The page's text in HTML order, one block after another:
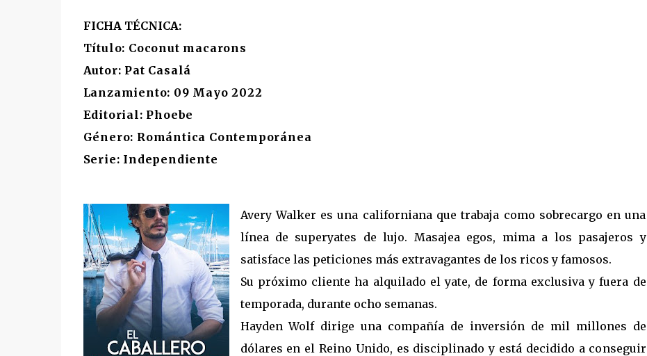
FICHA TÉCNICA:
Título: Coconut macarons
Autor: Pat Casalá
Lanzamiento: 09 Mayo 2022
Editorial: Phoebe
Género: Romántica Contemporánea
Serie: Independiente
Avery Walker es una californiana que trabaja como sobrecargo en una
línea de superyates de lujo. Masajea egos, mima a los pasajeros y
satisface las peticiones más extravagantes de los ricos y famosos.
Su próximo cliente ha alquilado el yate, de forma exclusiva y fuera de
temporada, durante ocho semanas.
Hayden Wolf dirige una compañía de inversión de mil millones de
dólares en el Reino Unido, es disciplinado y está decidido a conseguir